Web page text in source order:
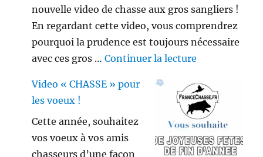
nouvelle video de chasse aux gros sangliers !
En regardant cette video, vous comprendrez
pourquoi la prudence est toujours nécessaire
avec ces gros …Continuer la lecture
Video « CHASSE » pour
les voeux !
Cette année, souhaitez
vos voeux à vos amis
chasseurs d’une façon